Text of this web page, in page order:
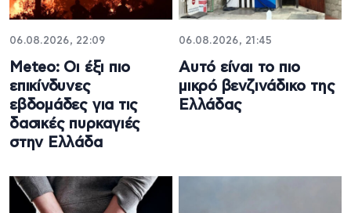
06.08.2026, 22:09
Meteo: Οι έξι πιο
επικίνδυνες
εβδομάδες για τις
δασικές πυρκαγιές
στην Ελλάδα
06.08.2026, 21:45
Αυτό είναι το πιο
μικρό βενζινάδικο της
Ελλάδας